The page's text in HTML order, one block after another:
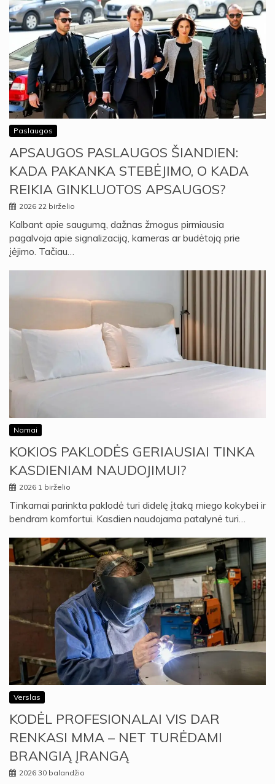
Paslaugos
APSAUGOS PASLAUGOS ŠIANDIEN:
KADA PAKANKA STEBĖJIMO, O KADA
REIKIA GINKLUOTOS APSAUGOS?
2026 22 birželio
Kalbant apie saugumą, dažnas žmogus pirmiausia
pagalvoja apie signalizaciją, kameras ar budėtoją prie
įėjimo. Tačiau…
Namai
KOKIOS PAKLODĖS GERIAUSIAI TINKA
KASDIENIAM NAUDOJIMUI?
2026 1 birželio
Tinkamai parinkta paklodė turi didelę įtaką miego kokybei ir
bendram komfortui. Kasdien naudojama patalynė turi…
Verslas
KODĖL PROFESIONALAI VIS DAR
RENKASI MMA – NET TURĖDAMI
BRANGIĄ ĮRANGĄ
2026 30 balandžio